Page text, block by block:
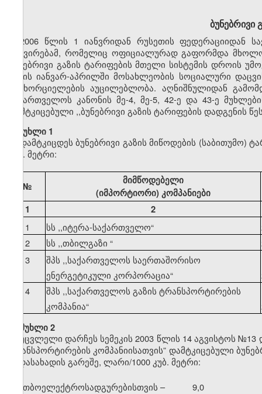
ბუნებრივი
2006 წლის 1 იანვრიდან რუსეთის ფედერაციიდან
გაძვირებამ, რომელიც ოფიციალურად გაფორმდა
ბუნებრივი გაზის ტარიფების მთელი სისტემის დროის
წლის იანვარ-აპრილში მოსახლეობის სოციალური
განხორციელების აუცილებლობა. აღნიშნულიდან
საქართველოს კანონის მე-4, მე-5, 42-ე და 43-ე
დამტკიცებული ,,ბუნებრივი გაზის ტარიფების დადგენის
მუხლი 1
დამტკიცდეს ბუნებრივი გაზის მიწოდების
კუბ. მეტრი:
№
მიმწოდებელი
(იმპორტიორი) კომპანიები
1
2
1
სს ,,იტერა-საქართველო“
2
სს ,,თბილგაზი “
3
შპს ,,საქართველოს საერთაშორისო
ენერგეტიკული კორპორაცია“
4
შპს ,,საქართველოს გაზის ტრანსპორტირების
კომპანია“
მუხლი 2
უცვლელი დარჩეს სემეკის 2003 წლის 14 აგვისტოს
ტრანსპორტირების კომპანიისათვის” დამტკიცებული
გადასახადის გარეშე, ლარი/1000 კუბ. მეტრი:
ა) თბოელექტროსადგურებისთვის –
9,0